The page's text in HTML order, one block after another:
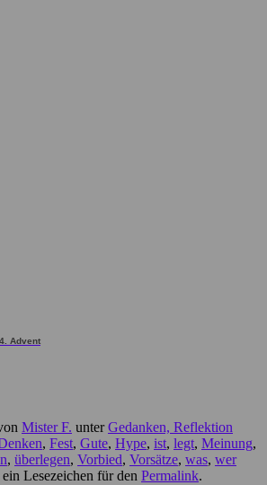
Advent
Mister F. unterGedanken, Reflektion
, Fest, Gute, Hype, ist, legt, Meinung,
, überlegen, Vorbied, Vorsätze, was, wer
Lesezeichen für den Permalink.